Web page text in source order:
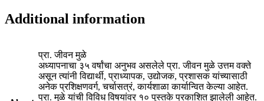
Additional information
प्रा. जीवन मुळे
अध्यापनाचा ३५ वर्षांचा अनुभव असलेले प्रा. जीवन मुळे उत्तम वक्ते
असून त्यांनी विद्यार्थी, प्राध्यापक, उद्योजक, प्रशासक यांच्यासाठी
अनेक प्रशिक्षणवर्ग, चर्चासत्रं, कार्यशाळा कार्यान्वित केल्या आहेत.
प्रा. मुळे यांची विविध विषयांवर १० पुस्तके प्रकाशित झालेली आहेत.